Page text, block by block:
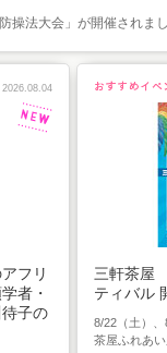
操法大会」が開催されま
2026.08.04
フリ
者・
子の
三軒茶屋
ティバル
8/22（土）
茶屋ふれあ